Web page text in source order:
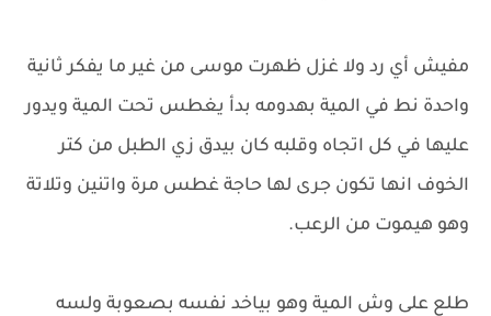
مفيش أي رد ولا غزل ظهرت موسى من غير ما يفكر ثانية
واحدة نط في المية بهدومه بدأ يغطس تحت المية ويدور
عليها في كل اتجاه وقلبه كان بيدق زي الطبل من كتر
الخوف انها تكون جرى لها حاجة غطس مرة واتنين وتلاتة
وهو هيموت من الرعب.
طلع على وش المية وهو بياخد نفسه بصعوبة ولسه